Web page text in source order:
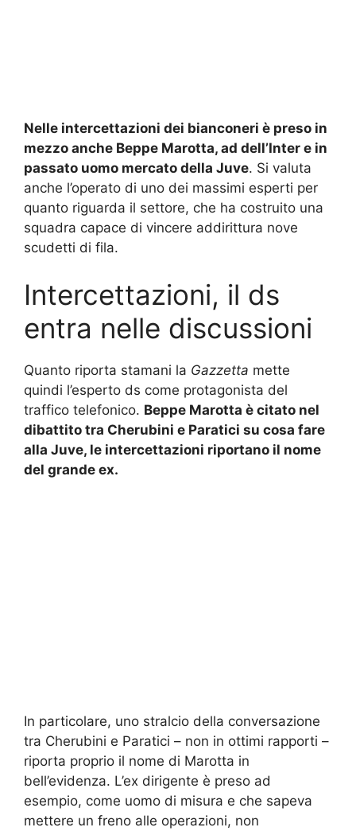
Nelle intercettazioni dei bianconeri è preso in
mezzo anche Beppe Marotta, ad dell’Inter e in
passato uomo mercato della Juve. Si valuta
anche l’operato di uno dei massimi esperti per
quanto riguarda il settore, che ha costruito una
squadra capace di vincere addirittura nove
scudetti di fila.
Intercettazioni, il ds
entra nelle discussioni
Quanto riporta stamani la Gazzetta mette
quindi l’esperto ds come protagonista del
traffico telefonico. Beppe Marotta è citato nel
dibattito tra Cherubini e Paratici su cosa fare
alla Juve, le intercettazioni riportano il nome
del grande ex.
In particolare, uno stralcio della conversazione
tra Cherubini e Paratici – non in ottimi rapporti –
riporta proprio il nome di Marotta in
bell’evidenza. L’ex dirigente è preso ad
esempio, come uomo di misura e che sapeva
mettere un freno alle operazioni, non